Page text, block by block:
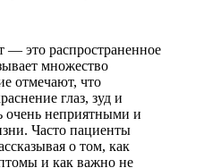
это распространенное
множество
отмечают, что
глаз, зуд и
очень неприятными и
Часто пациенты
о том, как
и как важно не